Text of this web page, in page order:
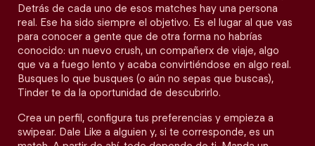
Detrás de cada uno de esos matches hay una persona
real. Ese ha sido siempre el objetivo. Es el lugar al que vas
para conocer a gente que de otra forma no habrías
conocido: un nuevo crush, un compañerx de viaje, algo
que va a fuego lento y acaba convirtiéndose en algo real.
Busques lo que busques (o aún no sepas que buscas),
Tinder te da la oportunidad de descubrirlo.
Crea un perfil, configura tus preferencias y empieza a
swipear. Dale Like a alguien y, si te corresponde, es un